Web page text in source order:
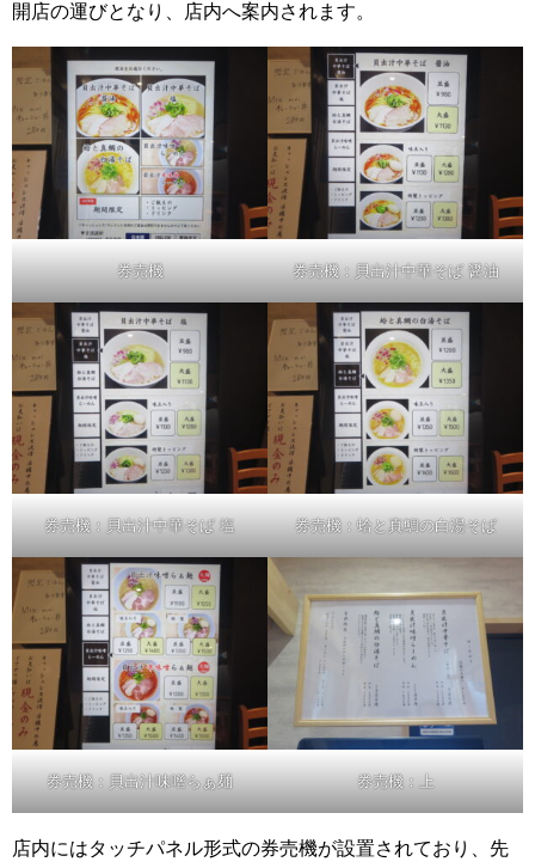
開店の運びとなり、店内へ案内されます。
券売機 券売機：貝出汁中華そば 醤油
券売機：貝出汁中華そば 塩 券売機：蛤と真鯛の白湯そば
券売機：貝出汁味噌らぁ麺 券売機：上
店内にはタッチパネル形式の券売機が設置されており、先